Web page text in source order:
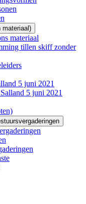
materiaal)
materiaal
tillen skiff zonder
5 juni 2021
5 juni 2021